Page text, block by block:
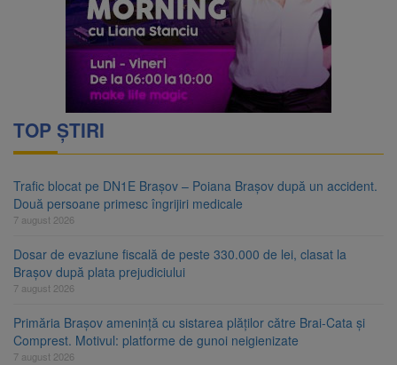
TOP ȘTIRI
Trafic blocat pe DN1E Brașov – Poiana Brașov după un accident.
Două persoane primesc îngrijiri medicale
7 august 2026
Dosar de evaziune fiscală de peste 330.000 de lei, clasat la
Brașov după plata prejudiciului
7 august 2026
Primăria Brașov amenință cu sistarea plăților către Brai-Cata și
Comprest. Motivul: platforme de gunoi neigienizate
7 august 2026